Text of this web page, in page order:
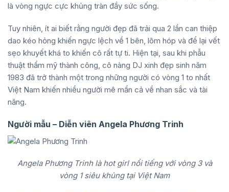
là vòng ngực cực khủng tràn đầy sức sống.
Tuy nhiên, ít ai biết rằng người đẹp đã trải qua 2 lần can thiệp
dao kéo hỏng khiến ngực lệch về 1 bên, lõm hóp và để lại vết
sẹo khuyết khá to khiến cô rất tự ti. Hiện tại, sau khi phẫu
thuật thẩm mỹ thành công, cô nàng DJ xinh đẹp sinh năm
1983 đã trở thành một trong những người có vòng 1 to nhất
Việt Nam khiến nhiều người mê mẩn cả về nhan sắc và tài
năng.
Người mẫu – Diễn viên Angela Phương Trinh
Angela Phương Trinh là hot girl nổi tiếng với vòng 3 và
vòng 1 siêu khủng tại Việt Nam